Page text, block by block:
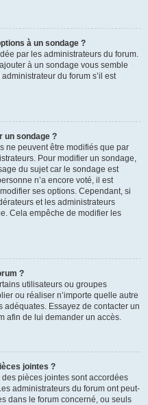
à un sondage ?
par les administrateurs du forum.
à un sondage vous semble
du forum s’il est
un sondage ?
ne peuvent être modifiés que par
Pour modifier un sondage,
du sujet car le sondage est
n’a encore voté, il est
ses options. Cependant, si
et les administrateurs
Cela empêche de modifier les
?
utilisateurs ou groupes
ou réaliser n’importe quelle autre
Essayez de contacter un
afin de lui demander un accès.
jointes ?
pièces jointes sont accordées
administrateurs du forum ont peut-
dans le forum concerné, ou seuls